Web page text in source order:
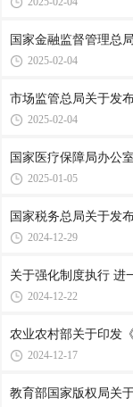
国家金融监督管理总
2025-02-04
市场监管总局关于发
2025-02-04
国家医疗保障局办公
2025-01-05
国家税务总局关于发
2024-12-29
关于强化制度执行 进
2024-12-22
农业农村部关于印发
2024-12-17
教育部国家版权局关